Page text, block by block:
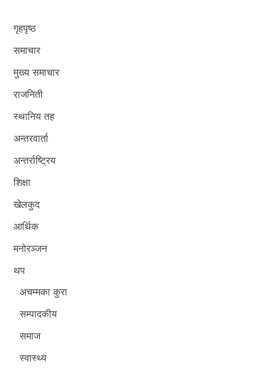
गृहपृष्ठ
समाचार
मुख्य समाचार
राजनिती
स्थानिय तह
अन्तरवार्ता
अन्तर्राष्ट्रिय
शिक्षा
खेलकुद
आर्थिक
मनोरञ्जन
थप
अचम्मका कुरा
सम्पादकीय
समाज
स्वास्थ्य